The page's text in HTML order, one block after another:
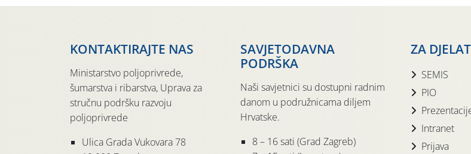
KONTAKTIRAJTE NAS
Ministarstvo poljoprivrede,
šumarstva i ribarstva, Uprava za
stručnu podršku razvoju
poljoprivrede
Ulica Grada Vukovara 78
SAVJETODAVNA
PODRŠKA
Naši savjetnici su dostupni radnim
danom u podružnicama diljem
Hrvatske.
8 – 16 sati (Grad Zagreb)
ZA
SEMIS
PIO
Intranet
Prijava